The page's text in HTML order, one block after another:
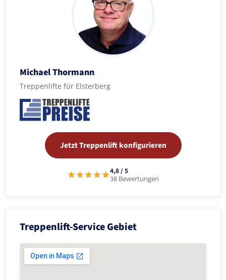
Michael Thormann
Treppenlifte für Elsterberg
Jetzt Treppenlift konfigurieren
4,8 / 5
38 Bewertungen
Treppenlift-Service Gebiet